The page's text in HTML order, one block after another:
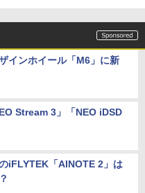
インホイール「M6」に新
Stream 3」「NEO iDSD
iFLYTEK「AINOTE 2」は